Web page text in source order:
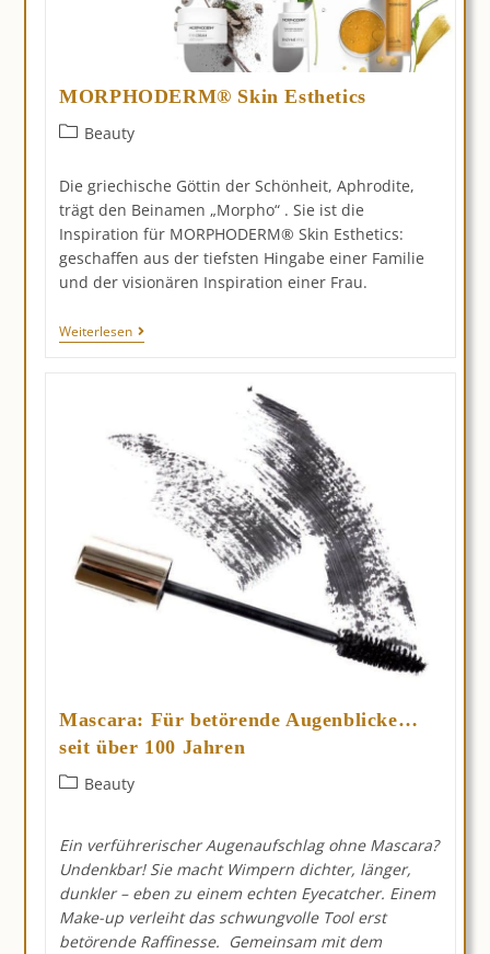
MORPHODERM® Skin Esthetics
Beitrags-
Beauty
Die griechische Göttin der Schönheit, Aphrodite,
trägt den Beinamen „Morpho“ . Sie ist die
Inspiration für MORPHODERM® Skin Esthetics:
geschaffen aus der tiefsten Hingabe einer Familie
und der visionären Inspiration einer Frau.
WeiterlesenMORPHODERM®
Skin
Mascara: Für betörende Augenblicke…
seit über 100 Jahren
Beitrags-
Beauty
Ein verführerischer Augenaufschlag ohne Mascara?
Undenkbar! Sie macht Wimpern dichter, länger,
dunkler – eben zu einem echten Eyecatcher. Einem
Make-up verleiht das schwungvolle Tool erst
betörende Raffinesse. Gemeinsam mit dem